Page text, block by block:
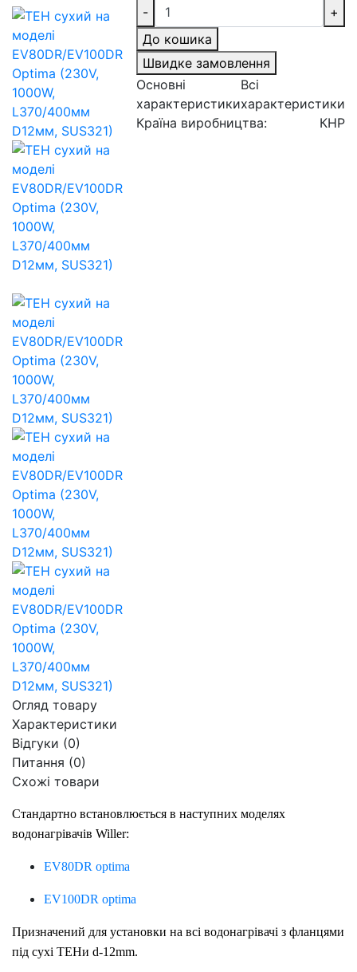
Основні
характеристики
Всі
характеристики
Країна виробництва:
КНР
-
+
До кошика
Швидке замовлення
Огляд товару
Характеристики
Відгуки (0)
Питання (0)
Схожі товари
Стандартно встановлюється в наступних моделях
водонагрівачів Willer:
EV80DR optima
EV100DR optima
Призначений для установки на всі водонагрівачі з фланцями
під сухі ТЕНи d-12mm.